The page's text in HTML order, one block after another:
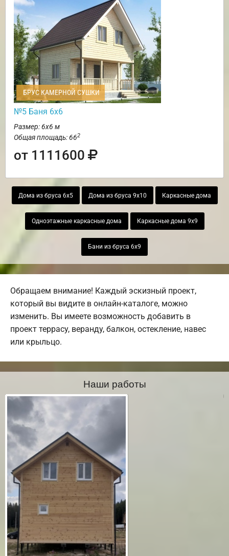
БРУС КАМЕРНОЙ СУШКИ
№5 Баня 6х6
Размер: 6х6 м
Общая площадь: 662
от 1111600
Дома из бруса 6х5 Дома из бруса 9х10 Каркасные дома
Одноэтажные каркасные дома Каркасные дома 9х9
Бани из бруса 6х9
Обращаем внимание! Каждый эскизный проект,
который вы видите в онлайн-каталоге, можно
изменить. Вы имеете возможность добавить в
проект террасу, веранду, балкон, остекление, навес
или крыльцо.
Наши работы